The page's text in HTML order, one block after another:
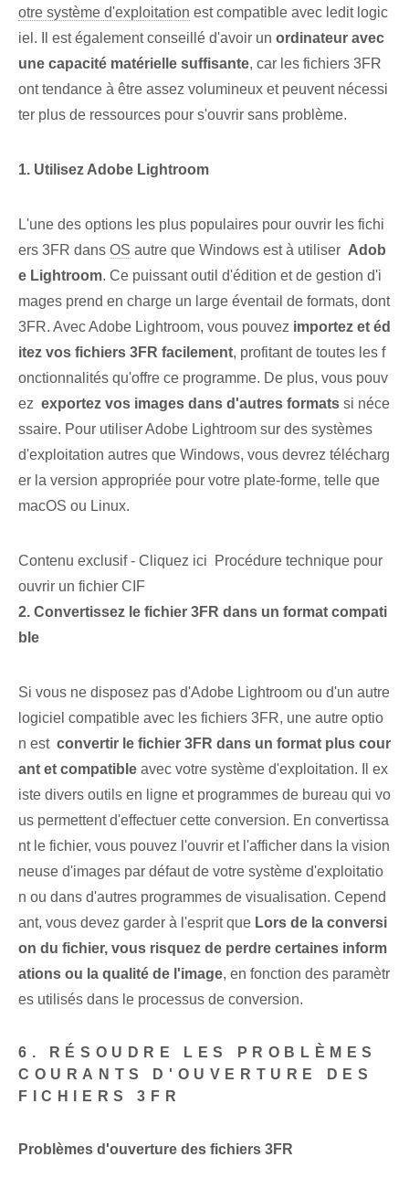
otre système d'exploitation est compatible avec ledit logic
iel. Il est également conseillé d'avoir un ordinateur ⁢avec
une ⁤capacité matérielle suffisante, car les fichiers 3FR
ont tendance à être assez volumineux et peuvent nécessi
ter plus de ressources pour s'ouvrir sans problème.
1.​ Utilisez Adobe Lightroom
L'une des options les plus populaires pour ouvrir les fichi
ers 3FR dans OS autre que Windows est à utiliser ⁣ Adob
e Lightroom. Ce puissant outil d'édition et de gestion d'i
mages prend en charge un large éventail de formats, dont
3FR. Avec Adobe Lightroom, vous pouvez importez et éd
itez vos fichiers 3FR facilement, profitant de toutes les f
onctionnalités qu'offre ce programme⁢. De plus, vous pouv
ez ⁤ exportez⁢ vos ⁤images dans d'autres⁤ formats ⁤si néce
ssaire. Pour utiliser Adobe Lightroom sur des systèmes
d'exploitation autres que Windows, vous devrez télécharg
er la version appropriée pour votre plate-forme, telle que
macOS ou Linux.
Contenu exclusif - Cliquez ici Procédure technique pour
ouvrir un fichier CIF
2. Convertissez le fichier ⁣3FR‌ dans un format compati
ble
Si vous ne disposez pas d'Adobe Lightroom ou d'un autre
logiciel compatible avec les fichiers 3FR, une autre optio
n est ⁣ convertir le fichier 3FR dans un format plus cour
ant et compatible avec votre système d'exploitation. Il ex
iste divers outils en ligne et programmes de bureau qui vo
us permettent d'effectuer cette conversion. En convertissa
nt le fichier, vous pouvez l'ouvrir et l'afficher dans la vision
neuse d'images par défaut de votre système d'exploitatio
n ou dans d'autres programmes de visualisation. Cepend
ant, vous devez garder à l'esprit que Lors de la conversi
on du fichier, vous risquez de perdre certaines inform
ations ou la qualité de l'image, en fonction des paramètr
es utilisés dans le processus de conversion.
6. RÉSOUDRE LES PROBLÈMES
COURANTS D'OUVERTURE DES
FICHIERS 3FR
Problèmes d'ouverture des fichiers 3FR